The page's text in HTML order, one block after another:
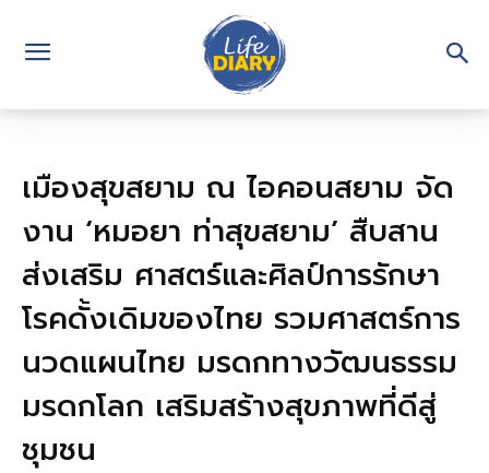
เมืองสุขสยาม ณ ไอคอนสยาม จัด
งาน ‘หมอยา ท่าสุขสยาม’ สืบสาน
ส่งเสริม ศาสตร์และศิลป์การรักษา
โรคดั้งเดิมของไทย รวมศาสตร์การ
นวดแผนไทย มรดกทางวัฒนธรรม
มรดกโลก เสริมสร้างสุขภาพที่ดีสู่
ชุมชน